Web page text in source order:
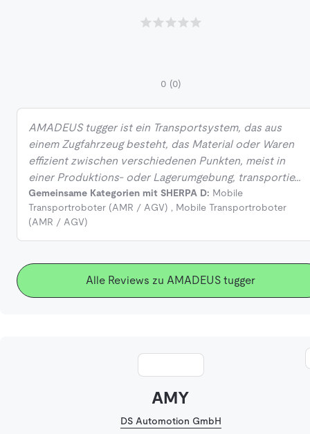
0 (0)
AMADEUS tugger ist ein Transportsystem, das aus
einem Zugfahrzeug besteht, das Material oder Waren
effizient zwischen verschiedenen Punkten, meist in
einer Produktions- oder Lagerumgebung, transportie…
Gemeinsame Kategorien mit SHERPA D: Mobile
Transportroboter (AMR / AGV) , Mobile Transportroboter
(AMR / AGV)
Alle Reviews zu AMADEUS tugger
AMY
DS Automotion GmbH